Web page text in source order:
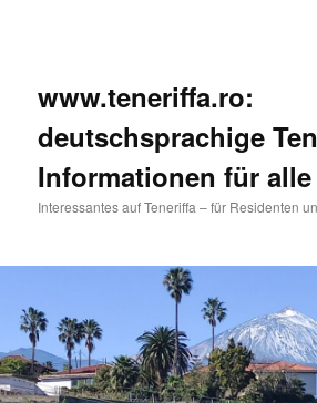
www.teneriffa.ro:
deutschsprachige
Informationen für alle
Interessantes auf Teneriffa – für Residenten